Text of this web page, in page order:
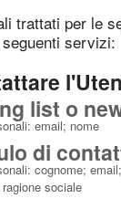
trattati per le
servizi:
list o
email; nome
di
cognome;
sociale